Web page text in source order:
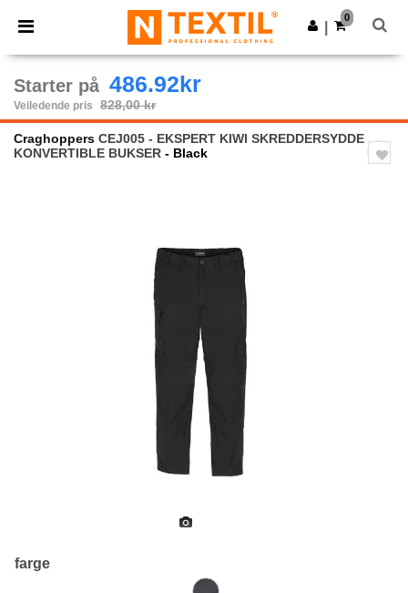
× Ntextil-app
Bedre priser i appen!
Last ned app
0
Starter på 486.92kr
Veiledende pris 828,00 kr
Craghoppers CEJ005 - EKSPERT KIWI SKREDDERSYDDE
KONVERTIBLE BUKSER - Black
farge